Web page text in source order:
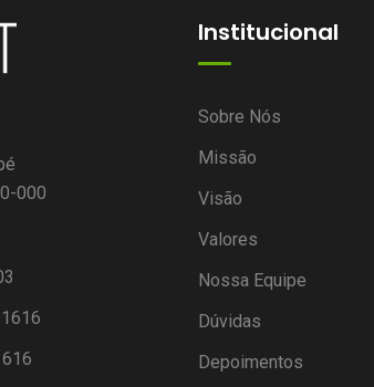
000
Institucional
Sobre Nós
Missão
Visão
Valores
Nossa Equipe
Dúvidas
Depoimentos
influencia
2026
Por